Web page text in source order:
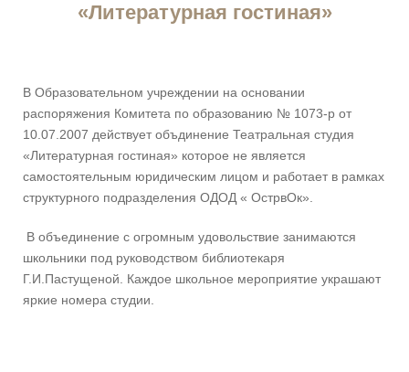
«Литературная гостиная»
В Образовательном учреждении на основании
распоряжения Комитета по образованию № 1073-р от
10.07.2007 действует объдинение Театральная студия
«Литературная гостиная» которое не является
самостоятельным юридическим лицом и работает в рамках
структурного подразделения ОДОД « ОстрвОк».
В объединение с огромным удовольствие занимаются
школьники под руководством библиотекаря
Г.И.Пастущеной. Каждое школьное мероприятие украшают
яркие номера студии.